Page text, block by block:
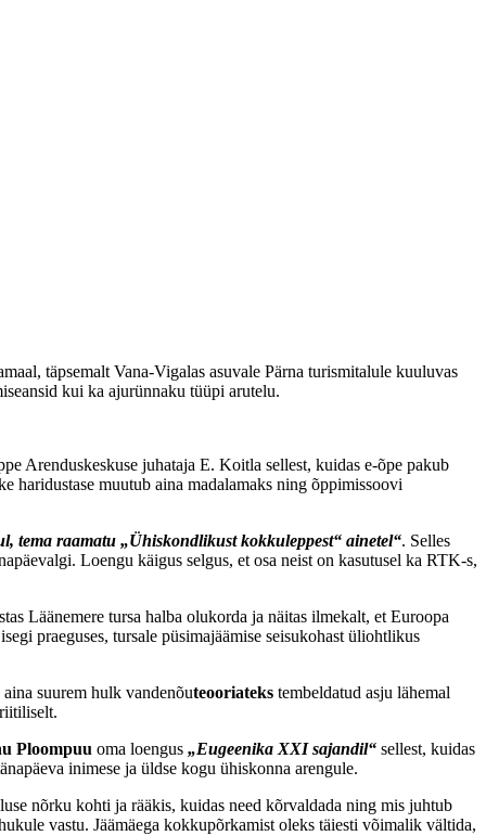
täpsemalt Vana-Vigalas asuvale Pärna turismitalule kuuluvas
kui ka ajurünnaku tüüpi arutelu.
Arenduskeskuse juhataja E. Koitla sellest, kuidas e-õpe pakub
haridustase muutub aina madalamaks ning õppimissoovi
tema raamatu „Ühiskondlikust kokkuleppest“ ainetel“. Selles
Loengu käigus selgus, et osa neist on kasutusel ka RTK-s,
Läänemere tursa halba olukorda ja näitas ilmekalt, et Euroopa
praeguses, tursale püsimajäämise seisukohast üliohtlikus
suurem hulk vandenõuteooriateks tembeldatud asju lähemal
Ploompuu oma loengus „Eugeenika XXI sajandil“ sellest, kuidas
inimese ja üldse kogu ühiskonna arengule.
nõrku kohti ja rääkis, kuidas need kõrvaldada ning mis juhtub
vastu. Jäämäega kokkupõrkamist oleks täiesti võimalik vältida,